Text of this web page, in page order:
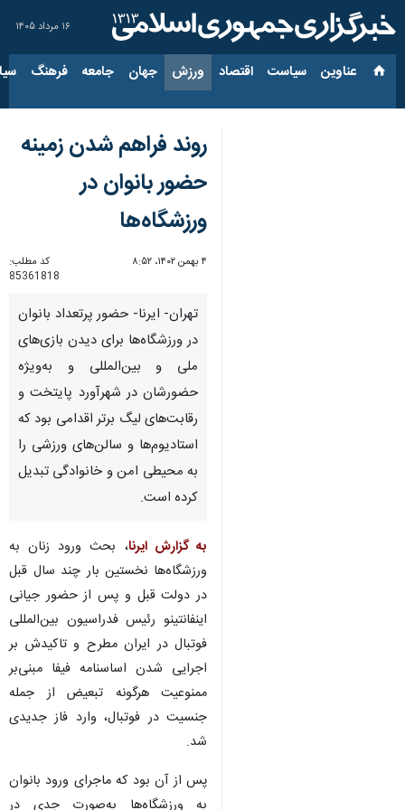
۱۶ مرداد ۱۴۰۵
عناوین‌ سیاست اقتصاد ورزش جهان جامعه فرهنگ
روند فراهم شدن زمینه
حضور بانوان در
ورزشگاه‌ها
۴ بهمن ۱۴۰۲، ۸:۵۲
کد مطلب:
85361818
تهران- ایرنا- حضور پرتعداد بانوان
در ورزشگاه‌ها برای دیدن بازی‌های
ملی و بین‌المللی و به‌ویژه
حضورشان در شهرآورد پایتخت و
رقابت‌های لیگ برتر اقدامی بود که
استادیوم‌ها و سالن‌های ورزشی را
به محیطی امن و خانوادگی تبدیل
کرده است.
به گزارش ایرنا، بحث ورود زنان به
ورزشگاه‌ها نخستین بار چند سال قبل
در دولت قبل و پس از حضور جیانی
اینفانتینو رئیس فدراسیون بین‌المللی
فوتبال در ایران مطرح و تاکیدش بر
اجرایی شدن اساسنامه فیفا مبنی‌بر
ممنوعیت هرگونه تبعیض از جمله
جنسیت در فوتبال، وارد فاز جدیدی
شد.
پس از آن بود که ماجرای ورود بانوان
به ورزشگاه‌ها به‌صورت جدی در